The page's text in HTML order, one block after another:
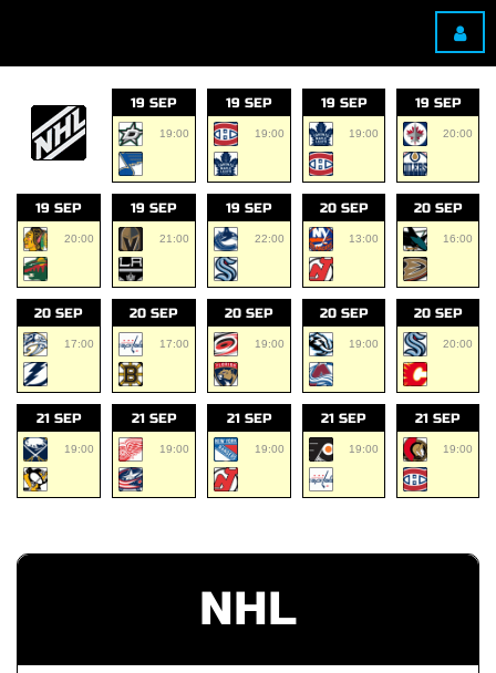
19 SEP
19:00
19 SEP
19:00
19 SEP
19:00
19 SEP
20:00
19 SEP
20:00
19 SEP
21:00
19 SEP
22:00
20 SEP
13:00
20 SEP
16:00
20 SEP
17:00
20 SEP
17:00
20 SEP
19:00
20 SEP
19:00
20 SEP
20:00
21 SEP
19:00
21 SEP
19:00
21 SEP
19:00
21 SEP
19:00
21 SEP
19:00
NHL